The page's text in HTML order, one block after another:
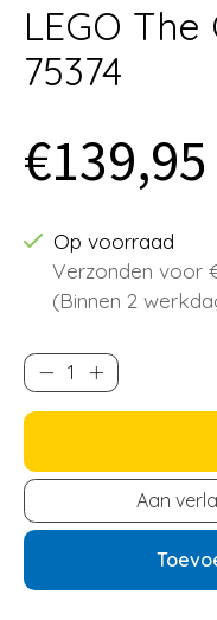
LEGO
75374
€139,95
Op voorraad
Verzonden voor
(Binnen 2
Aan